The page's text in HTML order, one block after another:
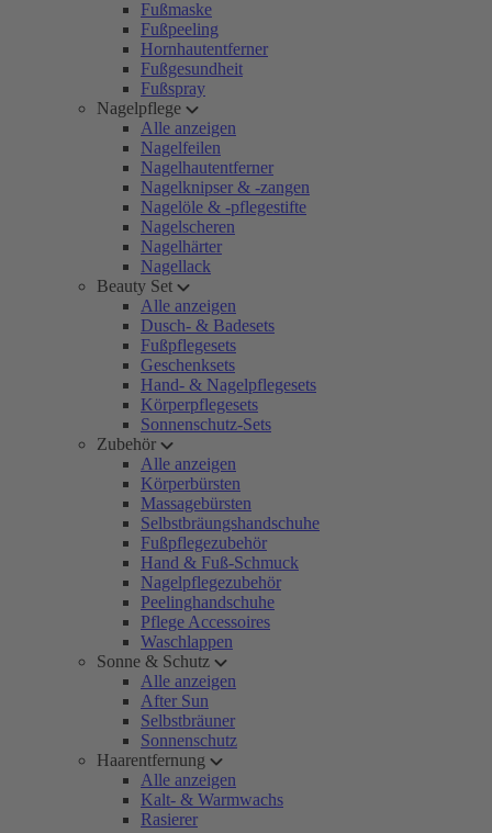
Fußmaske
Fußpeeling
Hornhautentferner
Fußgesundheit
Fußspray
Nagelpflege
Alle anzeigen
Nagelfeilen
Nagelhautentferner
Nagelknipser & -zangen
Nagelöle & -pflegestifte
Nagelscheren
Nagelhärter
Nagellack
Beauty Set
Alle anzeigen
Dusch- & Badesets
Fußpflegesets
Geschenksets
Hand- & Nagelpflegesets
Körperpflegesets
Sonnenschutz-Sets
Zubehör
Alle anzeigen
Körperbürsten
Massagebürsten
Selbstbräungshandschuhe
Fußpflegezubehör
Hand & Fuß-Schmuck
Nagelpflegezubehör
Peelinghandschuhe
Pflege Accessoires
Waschlappen
Sonne & Schutz
Alle anzeigen
After Sun
Selbstbräuner
Sonnenschutz
Haarentfernung
Alle anzeigen
Kalt- & Warmwachs
Rasierer